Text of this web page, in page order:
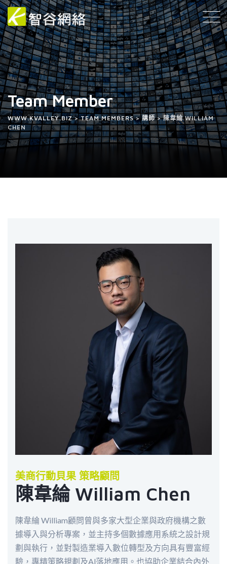
Team Member
WWW.KVALLEY.BIZ>TEAM MEMBERS>講師>陳韋綸 WILLIAM
CHEN
美商行動貝果 策略顧問
陳韋綸 William Chen
陳韋綸 William顧問曾與多家大型企業與政府機構之數
據導入與分析專案，並主持多個數據應用系統之設計規
劃與執行，並對製造業導入數位轉型及方向具有豐富經
驗，專精策略規劃及Al落地應用。也協助企業結合內外